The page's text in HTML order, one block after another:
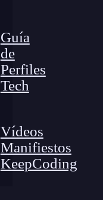
Guía
de
Perfiles
Tech
Vídeos
Manifiestos
KeepCoding